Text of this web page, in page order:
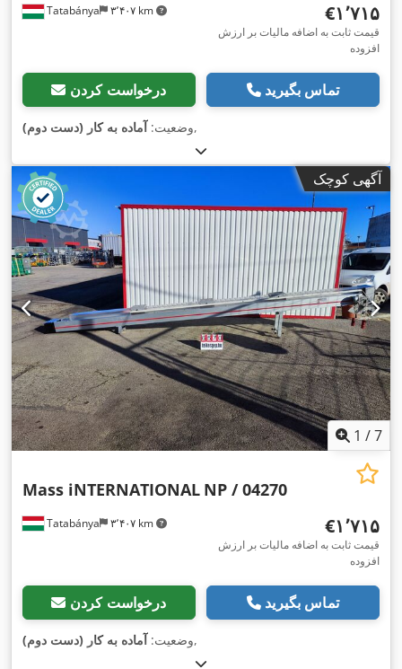
Tatabánya ۳٬۴۰۷ km ‎€۱٬۷۱۵
قیمت ثابت به اضافه مالیات بر ارزش
افزوده
درخواست کردن تماس بگیرید
وضعیت:آماده به کار (دست دوم) ,
آگهی کوچک
1 /7
Tatabánya ۳٬۴۰۷ km
Mass iNTERNATIONAL NP / 04270
‎€۱٬۷۱۵
قیمت ثابت به اضافه مالیات بر ارزش
افزوده
درخواست کردن تماس بگیرید
وضعیت:آماده به کار (دست دوم) ,